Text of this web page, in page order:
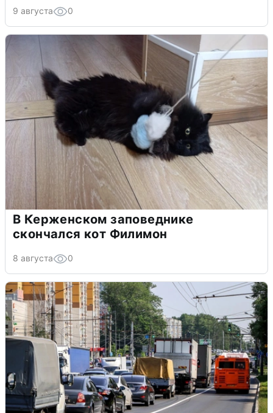
9 августа 0
В Керженском заповеднике
скончался кот Филимон
8 августа 0